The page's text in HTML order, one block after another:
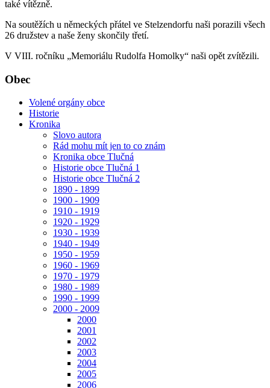
také vítězně.
Na soutěžích u německých přátel ve Stelzendorfu naši porazili všech
26 družstev a naše ženy skončily třetí.
V VIII. ročníku „Memoriálu Rudolfa Homolky“ naši opět zvítězili.
Obec
Volené orgány obce
Historie
Kronika
Slovo autora
Rád mohu mít jen to co znám
Kronika obce Tlučná
Historie obce Tlučná 1
Historie obce Tlučná 2
1890 - 1899
1900 - 1909
1910 - 1919
1920 - 1929
1930 - 1939
1940 - 1949
1950 - 1959
1960 - 1969
1970 - 1979
1980 - 1989
1990 - 1999
2000 - 2009
2000
2001
2002
2003
2004
2005
2006